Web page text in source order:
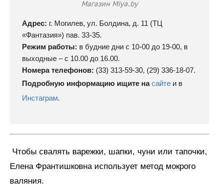
Магазин Miya.by
Адрес: г. Могилев, ул. Болдина, д. 11 (ТЦ
«Фантазия») пав. 33-35.
Режим работы: в будние дни с 10-00 до 19-00, в
выходные – с 10.00 до 16.00.
Номера телефонов: (33) 313-59-30, (29) 336-18-07.
Подробную информацию ищите на сайте и в
Инстаграм.
Чтобы свалять варежки, шапки, чуни или тапочки,
Елена Франтишковна использует метод мокрого
валяния.